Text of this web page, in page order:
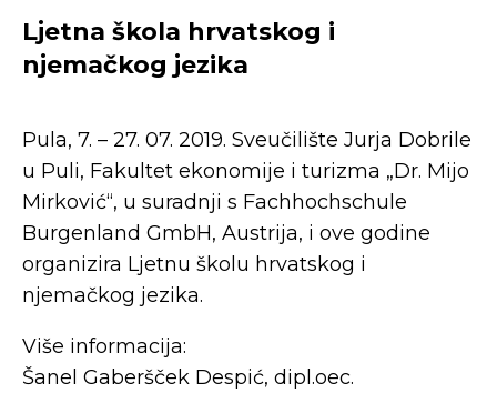
Ljetna škola hrvatskog i
njemačkog jezika
Pula, 7. – 27. 07. 2019. Sveučilište Jurja Dobrile
u Puli, Fakultet ekonomije i turizma „Dr. Mijo
Mirković“, u suradnji s Fachhochschule
Burgenland GmbH, Austrija, i ove godine
organizira Ljetnu školu hrvatskog i
njemačkog jezika.
Više informacija:
Šanel Gaberšček Despić, dipl.oec.